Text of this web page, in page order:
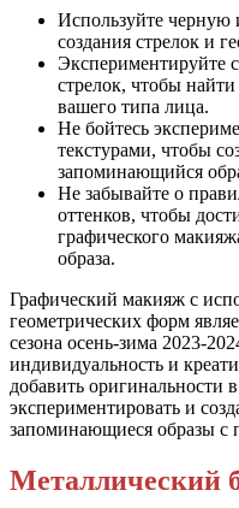
Используйте черную
создания стрелок и
Экспериментируйте
стрелок, чтобы
вашего типа лица.
Не бойтесь
текстурами, чтобы
запоминающийся
Не забывайте о
оттенков, чтобы
графического
образа.
Графический макияж с
геометрических форм
сезона осень-зима 2023-
индивидуальность и
добавить оригинальности
экспериментировать и
запоминающиеся образы с
Металлический